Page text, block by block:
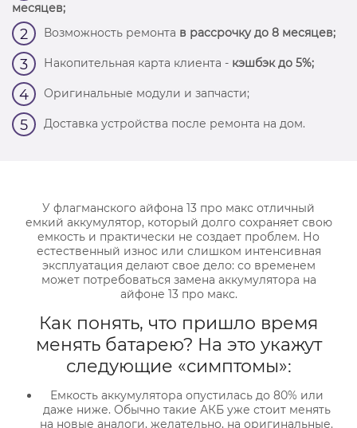
месяцев;
2 Возможность ремонта в рассрочку до 8 месяцев;
3 Накопительная карта клиента - кэшбэк до 5%;
4 Оригинальные модули и запчасти;
5 Доставка устройства после ремонта на дом.
У флагманского айфона 13 про макс отличный
емкий аккумулятор, который долго сохраняет свою
емкость и практически не создает проблем. Но
естественный износ или слишком интенсивная
эксплуатация делают свое дело: со временем
может потребоваться замена аккумулятора на
айфоне 13 про макс.
Как понять, что пришло время
менять батарею? На это укажут
следующие «симптомы»:
Емкость аккумулятора опустилась до 80% или
даже ниже. Обычно такие АКБ уже стоит менять
на новые аналоги, желательно, на оригинальные.